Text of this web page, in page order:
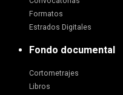
Formatos
Estrados Digitales
Fondo documental
Cortometrajes
Libros